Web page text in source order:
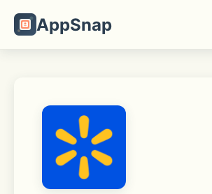
AppSnap